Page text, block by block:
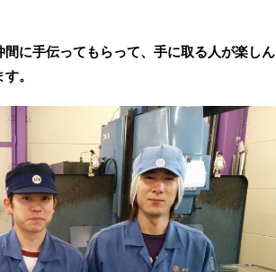
に手伝ってもらって、手に取る人が楽しん
。